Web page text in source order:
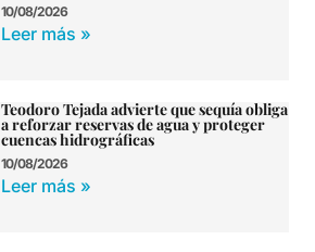
10/08/2026
Leer más »
Teodoro Tejada advierte que sequía obliga
a reforzar reservas de agua y proteger
cuencas hidrográficas
10/08/2026
Leer más »